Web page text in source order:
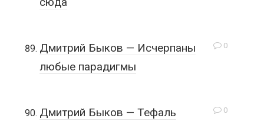
0
Дмитрий Быков — Исчерпаны
любые парадигмы
0
Дмитрий Быков — Тефаль